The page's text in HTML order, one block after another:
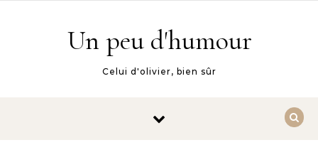
Un peu d'humour
Celui d'olivier, bien sûr